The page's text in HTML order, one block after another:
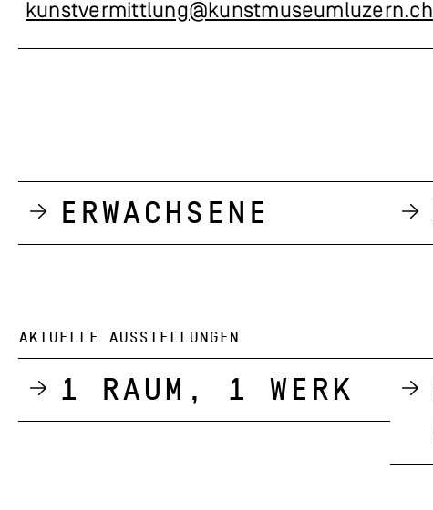
kunstvermittlung@kunstmuseumluzern.ch
Erwachsene
AKTUELLE AUSSTELLUNGEN
1 Raum, 1 Werk